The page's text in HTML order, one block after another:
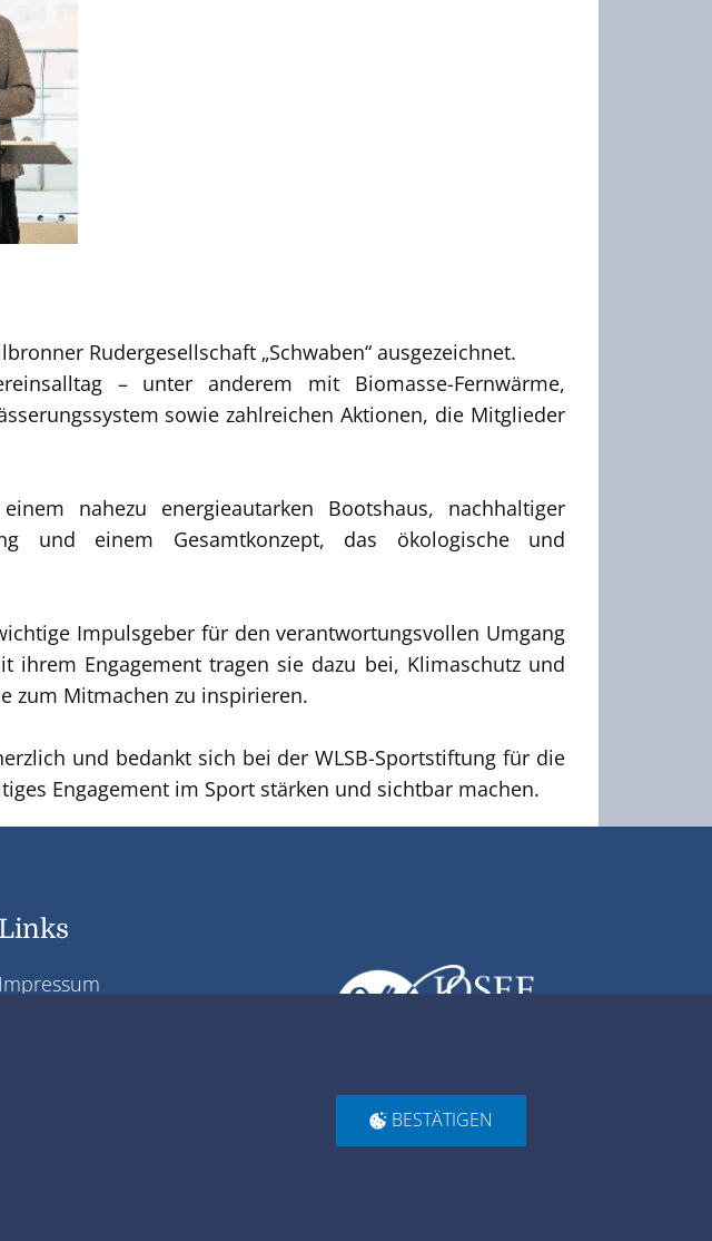
Rudergesellschaft „Schwaben“ ausgezeichnet.
– unter anderem mit Biomasse-Fernwärme,
sowie zahlreichen Aktionen, die Mitglieder
nahezu energieautarken Bootshaus, nachhaltiger
und einem Gesamtkonzept, das ökologische und
Impulsgeber für den verantwortungsvollen Umgang
ihrem Engagement tragen sie dazu bei, Klimaschutz und
zum Mitmachen zu inspirieren.
und bedankt sich bei der WLSB-Sportstiftung für die
Engagement im Sport stärken und sichtbar machen.
Links
Impressum
BESTÄTIGEN